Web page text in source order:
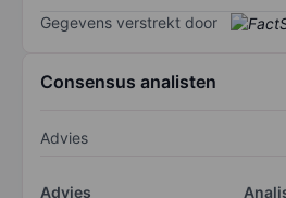
Gegevens verstrekt door
Consensus analisten
Advies
Advies